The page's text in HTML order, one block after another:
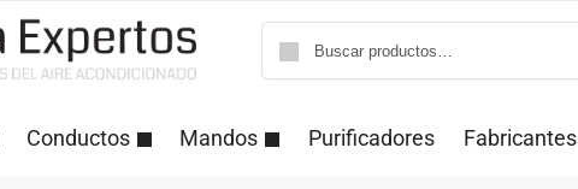
Conductos Mandos Purificadores Fabricantes